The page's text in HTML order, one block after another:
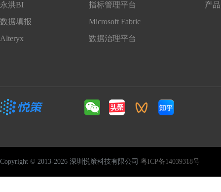
永洪BI
指标管理平台
数据填报
Microsoft Fabric
Alteryx
数据治理平台
产
Copyright © 2013-2026 深圳悦策科技有限公司 粤ICP备14039318号